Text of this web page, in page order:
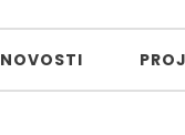
NOVOSTI